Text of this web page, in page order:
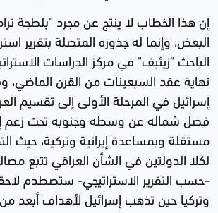
إن هذا الخطاب لا ينتج عن مجرد "بلطجة
البعض، وإنما له جذوره المتصلة بتقرير
الباحث "زيئيف" في مركز الدراسات
نهاية عقد السبعينات من القرن
إسرائيل في المرحلة الأولى إلى تقسيم
فصل شماله عن وسطه وجنوبه تحت زعم
مستقلة وبمساعدة إيرانية وتركية، حيث
لكلا الدولتين في الشأن العراقي تتبع
-حسب التقرير الاستراتيجي- ستصطدم
وتركيا حين تذهب إسرائيل لأهداف أبعد